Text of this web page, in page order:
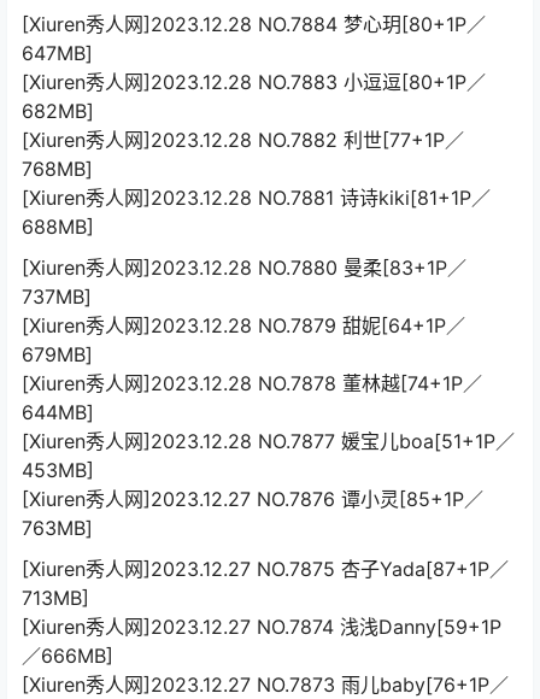
[Xiuren秀人网]2023.12.28 NO.7884 梦心玥[80+1P／
647MB]
[Xiuren秀人网]2023.12.28 NO.7883 小逗逗[80+1P／
682MB]
[Xiuren秀人网]2023.12.28 NO.7882 利世[77+1P／
768MB]
[Xiuren秀人网]2023.12.28 NO.7881 诗诗kiki[81+1P／
688MB]
[Xiuren秀人网]2023.12.28 NO.7880 曼柔[83+1P／
737MB]
[Xiuren秀人网]2023.12.28 NO.7879 甜妮[64+1P／
679MB]
[Xiuren秀人网]2023.12.28 NO.7878 董林越[74+1P／
644MB]
[Xiuren秀人网]2023.12.28 NO.7877 媛宝儿boa[51+1P／
453MB]
[Xiuren秀人网]2023.12.27 NO.7876 谭小灵[85+1P／
763MB]
[Xiuren秀人网]2023.12.27 NO.7875 杏子Yada[87+1P／
713MB]
[Xiuren秀人网]2023.12.27 NO.7874 浅浅Danny[59+1P
／666MB]
[Xiuren秀人网]2023.12.27 NO.7873 雨儿baby[76+1P／